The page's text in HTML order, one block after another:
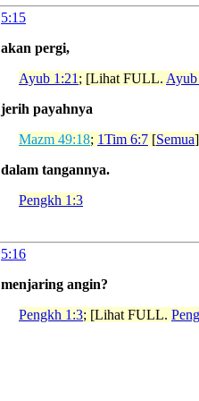
5:15
akan pergi,
Ayub 1:21 ; [Lihat FULL. Ayub
jerih payahnya
Mazm 49:18; 1Tim 6:7 [Semua]
dalam tangannya.
Pengkh 1:3
5:16
menjaring angin?
Pengkh 1:3; [Lihat FULL.